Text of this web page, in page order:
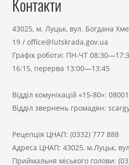
Контакти
43025, м. Луцьк, вул. Богдана
19 / office@lutskrada.gov.ua
Графік роботи: ПН-ЧТ
16:15, перерва 13:00—13:45
Відділ комунікацій «15-80»:
Відділ звернень громадян:
Рецепція ЦНАП: (0332) 777 888
Адреса ЦНАП: 43025, м.Луцьк,
Приймальня міського голови: